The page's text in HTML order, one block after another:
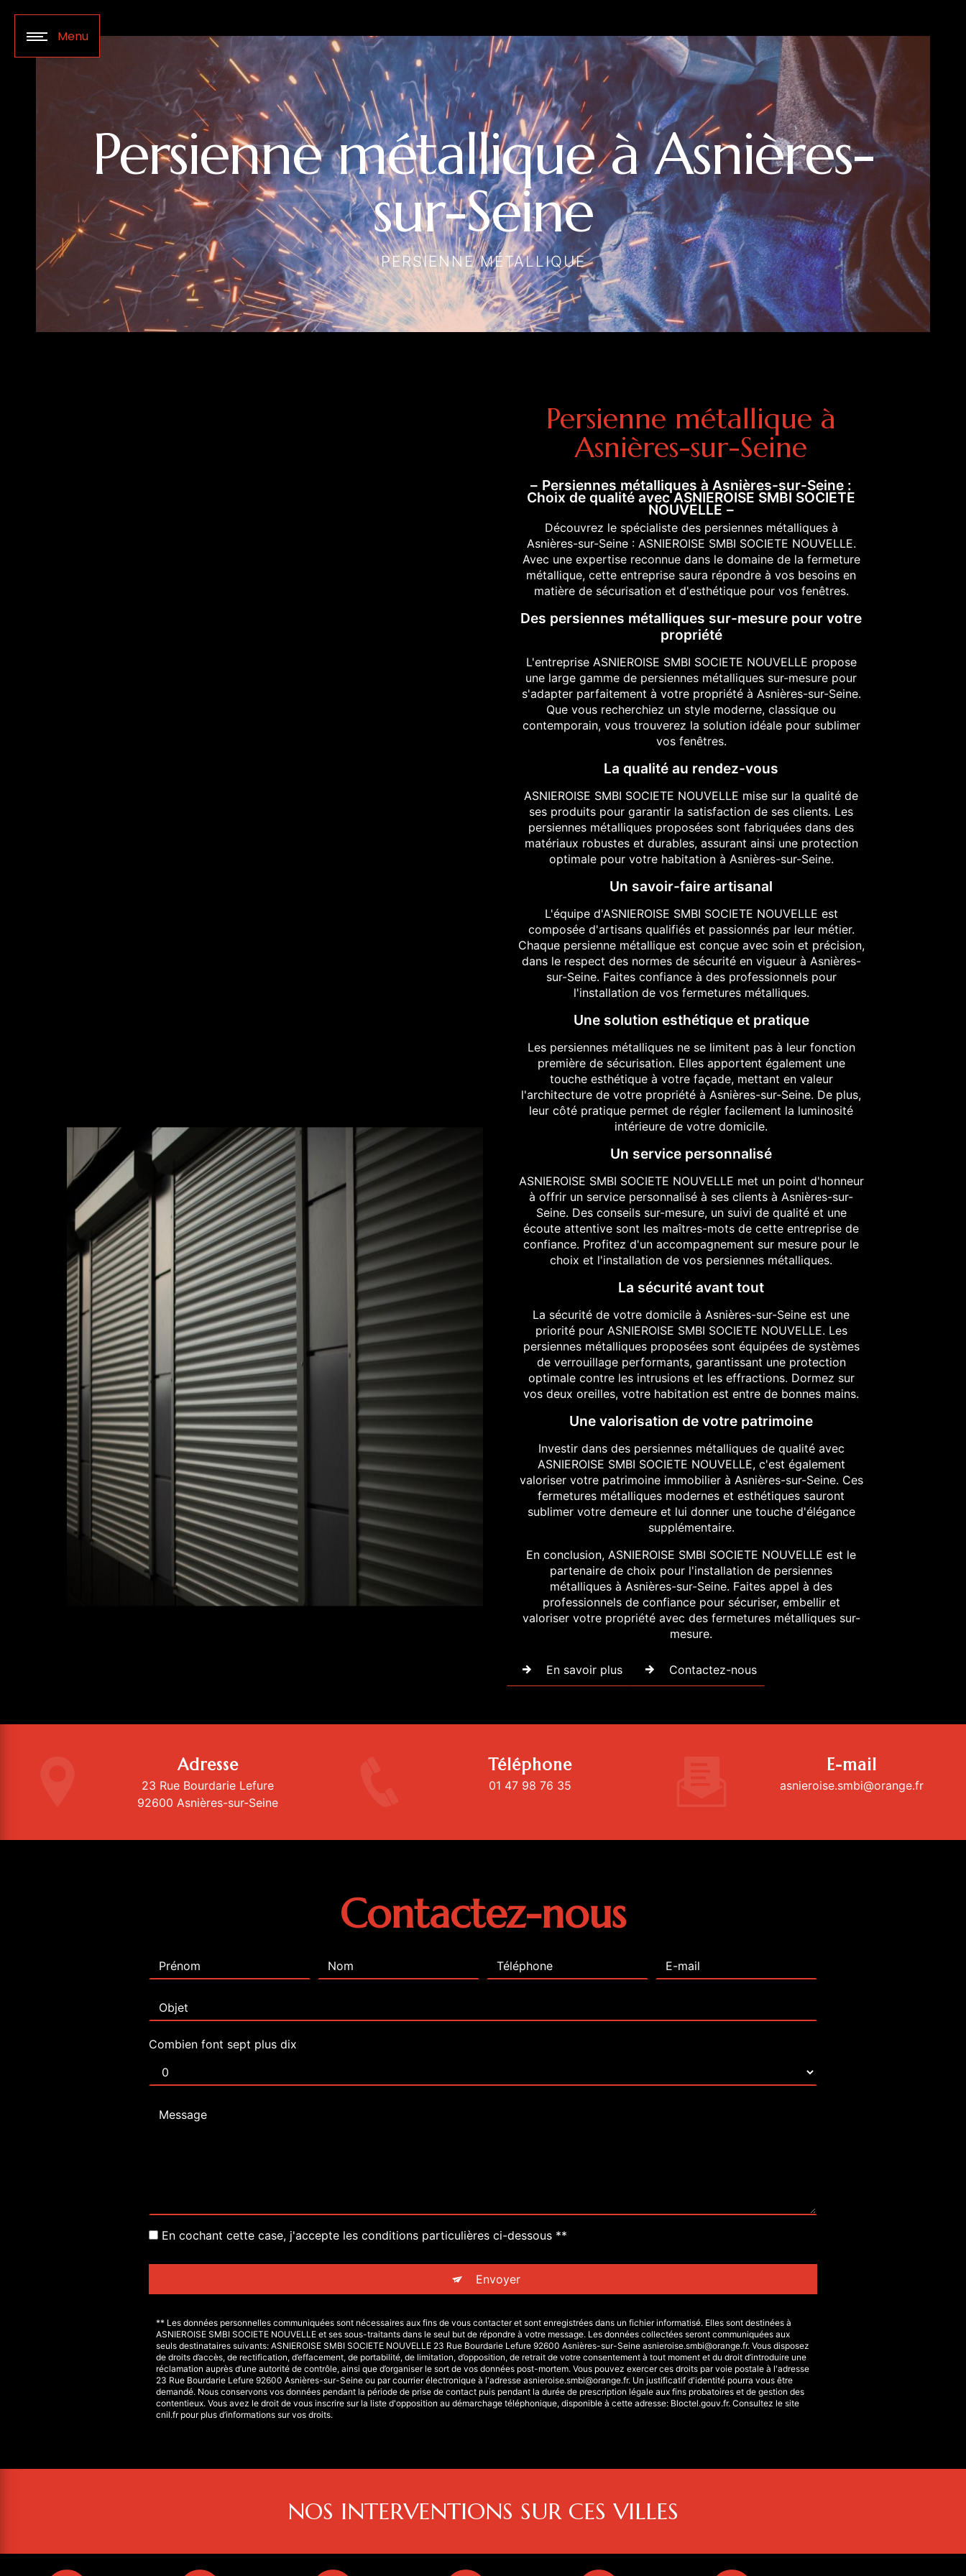
Menu
Persienne métallique à Asnières-
sur-Seine
PERSIENNE MÉTALLIQUE
Persienne métallique à
Asnières-sur-Seine
Persiennes métalliques à Asnières-sur-Seine :
Choix de qualité avec ASNIEROISE SMBI SOCIETE
NOUVELLE
Découvrez le spécialiste des persiennes métalliques à
Asnières-sur-Seine : ASNIEROISE SMBI SOCIETE NOUVELLE.
Avec une expertise reconnue dans le domaine de la fermeture
métallique, cette entreprise saura répondre à vos besoins en
matière de sécurisation et d'esthétique pour vos fenêtres.
Des persiennes métalliques sur-mesure pour votre
propriété
L'entreprise ASNIEROISE SMBI SOCIETE NOUVELLE propose
une large gamme de persiennes métalliques sur-mesure pour
s'adapter parfaitement à votre propriété à Asnières-sur-Seine.
Que vous recherchiez un style moderne, classique ou
contemporain, vous trouverez la solution idéale pour sublimer
vos fenêtres.
La qualité au rendez-vous
ASNIEROISE SMBI SOCIETE NOUVELLE mise sur la qualité de
ses produits pour garantir la satisfaction de ses clients. Les
persiennes métalliques proposées sont fabriquées dans des
matériaux robustes et durables, assurant ainsi une protection
optimale pour votre habitation à Asnières-sur-Seine.
Un savoir-faire artisanal
L'équipe d'ASNIEROISE SMBI SOCIETE NOUVELLE est
composée d'artisans qualifiés et passionnés par leur métier.
Chaque persienne métallique est conçue avec soin et précision,
dans le respect des normes de sécurité en vigueur à Asnières-
sur-Seine. Faites confiance à des professionnels pour
l'installation de vos fermetures métalliques.
Une solution esthétique et pratique
Les persiennes métalliques ne se limitent pas à leur fonction
première de sécurisation. Elles apportent également une
touche esthétique à votre façade, mettant en valeur
l'architecture de votre propriété à Asnières-sur-Seine. De plus,
leur côté pratique permet de régler facilement la luminosité
intérieure de votre domicile.
Un service personnalisé
ASNIEROISE SMBI SOCIETE NOUVELLE met un point d'honneur
à offrir un service personnalisé à ses clients à Asnières-sur-
Seine. Des conseils sur-mesure, un suivi de qualité et une
écoute attentive sont les maîtres-mots de cette entreprise de
confiance. Profitez d'un accompagnement sur mesure pour le
choix et l'installation de vos persiennes métalliques.
La sécurité avant tout
La sécurité de votre domicile à Asnières-sur-Seine est une
priorité pour ASNIEROISE SMBI SOCIETE NOUVELLE. Les
persiennes métalliques proposées sont équipées de systèmes
de verrouillage performants, garantissant une protection
optimale contre les intrusions et les effractions. Dormez sur
vos deux oreilles, votre habitation est entre de bonnes mains.
Une valorisation de votre patrimoine
Investir dans des persiennes métalliques de qualité avec
ASNIEROISE SMBI SOCIETE NOUVELLE, c'est également
valoriser votre patrimoine immobilier à Asnières-sur-Seine. Ces
fermetures métalliques modernes et esthétiques sauront
sublimer votre demeure et lui donner une touche d'élégance
supplémentaire.
En conclusion, ASNIEROISE SMBI SOCIETE NOUVELLE est le
partenaire de choix pour l'installation de persiennes
métalliques à Asnières-sur-Seine. Faites appel à des
professionnels de confiance pour sécuriser, embellir et
valoriser votre propriété avec des fermetures métalliques sur-
mesure.
En savoir plus Contactez-nous
Adresse
23 Rue Bourdarie Lefure
92600 Asnières-sur-Seine
Téléphone
01 47 98 76 35
E-mail
asnieroise.smbi@orange.fr
Contactez-nous
Combien font sept plus dix
En cochant cette case, j'accepte les conditions particulières ci-dessous **
Envoyer
** Les données personnelles communiquées sont nécessaires aux fins de vous contacter et sont enregistrées dans un fichier informatisé. Elles sont destinées à
ASNIEROISE SMBI SOCIETE NOUVELLE et ses sous-traitants dans le seul but de répondre à votre message. Les données collectées seront communiquées aux
seuls destinataires suivants: ASNIEROISE SMBI SOCIETE NOUVELLE 23 Rue Bourdarie Lefure 92600 Asnières-sur-Seine asnieroise.smbi@orange.fr. Vous disposez
de droits d’accès, de rectification, d’effacement, de portabilité, de limitation, d’opposition, de retrait de votre consentement à tout moment et du droit d’introduire une
réclamation auprès d’une autorité de contrôle, ainsi que d’organiser le sort de vos données post-mortem. Vous pouvez exercer ces droits par voie postale à l'adresse
23 Rue Bourdarie Lefure 92600 Asnières-sur-Seine ou par courrier électronique à l'adresse asnieroise.smbi@orange.fr. Un justificatif d'identité pourra vous être
demandé. Nous conservons vos données pendant la période de prise de contact puis pendant la durée de prescription légale aux fins probatoires et de gestion des
contentieux. Vous avez le droit de vous inscrire sur la liste d'opposition au démarchage téléphonique, disponible à cette adresse: Bloctel.gouv.fr. Consultez le site
cnil.fr pour plus d’informations sur vos droits.
NOS INTERVENTIONS SUR CES VILLES